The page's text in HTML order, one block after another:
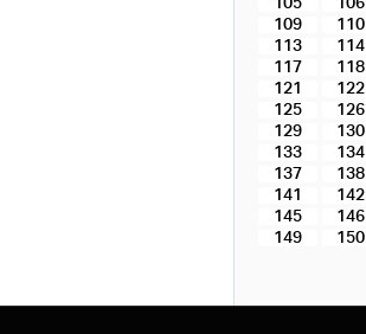
105
106
109
110
113
114
117
118
121
122
125
126
129
130
133
134
137
138
141
142
145
146
149
150